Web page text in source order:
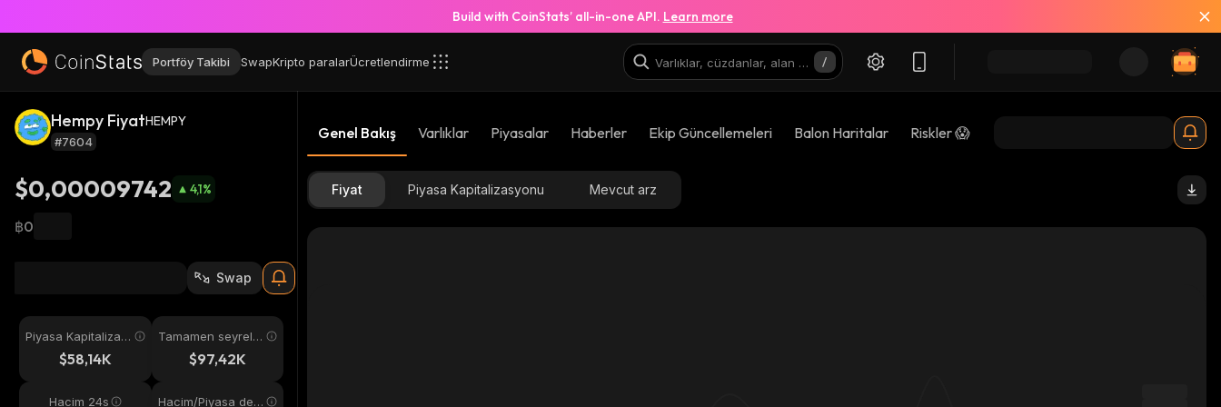
Build with CoinStats’ all-in-one API. Learn more
Portföy Takibi SwapKripto paralarÜcretlendirme
Hempy FiyatHEMPY
#7604
$0,00009742 4,1%
฿0
Swap
Piyasa Kapitalizas
$58,14K
Tamamen seyreltil
$97,42K
Hacim 24s Hacim/Piyasa değ
Genel Bakış Varlıklar Piyasalar Haberler Ekip Güncellemeleri Balon Haritalar Riskler 😱
Fiyat Piyasa Kapitalizasyonu Mevcut arz